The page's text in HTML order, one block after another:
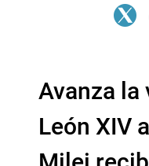
Avanza la
León XIV